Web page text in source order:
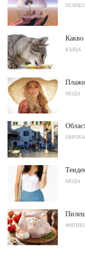
Какво
КЪЩА
МОДА
ЕВРОПА
МОДА
ФИТНЕС